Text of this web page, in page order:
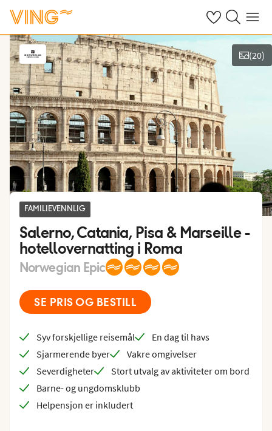
Se dine sparte
Søk påMeny
Vis bilder
(20)
FAMILIEVENNLIG
Salerno, Catania, Pisa & Marseille -
hotellovernatting i Roma
Norwegian Epic
SE PRIS OG BESTILL
Syv forskjellige reisemål
En dag til havs
Sjarmerende byer
Vakre omgivelser
Severdigheter
Stort utvalg av aktiviteter om bord
Barne- og ungdomsklubb
Helpensjon er inkludert